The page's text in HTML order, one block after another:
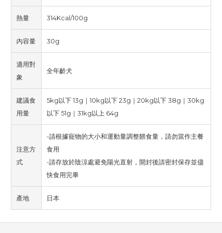
熱量 314Kcal/100g
內容量 30g
適用對
象
全年齡犬
建議食
用量
5kg以下 13g｜10kg以下 23g｜20kg以下 38g｜30kg
以下 51g｜31kg以上 64g
注意方
式
-請根據寵物的大小和運動量調整餵食量，請勿當作主餐
食用
-請存放於陰涼處避免陽光直射，開封後請密封保存並儘
快食用完畢
產地 日本